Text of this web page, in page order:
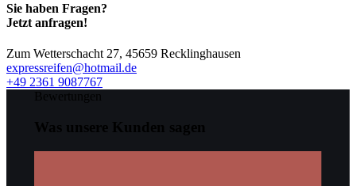
Sie haben Fragen?
Jetzt anfragen!
Zum Wetterschacht 27, 45659 Recklinghausen
expressreifen@hotmail.de
+49 2361 9087767
Bewertungen
Was unsere Kunden sagen